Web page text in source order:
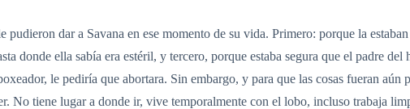
dar a Savana en ese momento de su vida. Primero: porque la
donde ella sabía era estéril, y tercero, porque estaba segura que el padre
le pediría que abortara. Sin embargo, y para que las cosas fueran
No tiene lugar a donde ir, vive temporalmente con el lobo, incluso trabaja